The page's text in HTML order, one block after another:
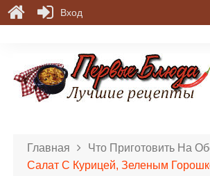
Главная
Что Приготовить На
Салат С Курицей, Зеленым
Вход